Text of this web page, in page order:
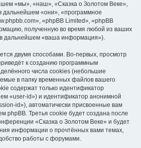
«мы», «наш», «Сказка о Золотом Веке»,
дальнейшем «они», «программное
«phpBB Limited», «phpBB
полученную во время любой из ваших
дальнейшем «ваша информация»).
двумя способами. Во-первых, просмотр
к созданию программным
числа cookies (небольшие
в папку временных файлов вашего
содержат только идентификатор
«user-id») и идентификатор анонимной
id»), автоматически присвоенные вам
phpBB. Третья cookie будет создана после
«Сказка о Золотом Веке» и будет
информации о прочтённых вами темах,
работы с форумами.